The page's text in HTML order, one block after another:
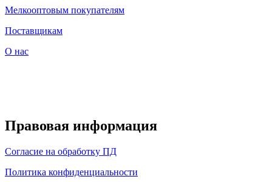
Мелкооптовым покупателям
Поставщикам
О нас
Правовая информация
Согласие на обработку ПД
Политика конфиденциальности